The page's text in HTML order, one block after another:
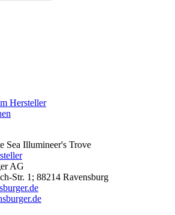
Hersteller
Sea Illumineer's Trove
AG
Str. 1; 88214 Ravensburg